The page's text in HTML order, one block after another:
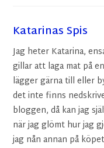
Katarinas Spis
Jag heter Katarina,
gillar att laga mat på
lägger gärna till eller
det inte finns
bloggen, då kan jag
när jag glömt hur jag
jag nån annan på